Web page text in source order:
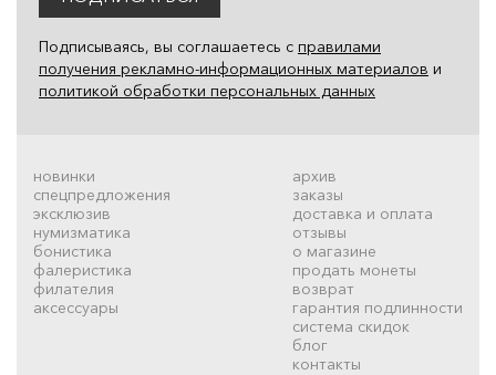
Подписываясь, вы соглашаетесь с правилами
получения рекламно-информационных материалов и
политикой обработки персональных данных
новинки
спецпредложения
эксклюзив
нумизматика
бонистика
фалеристика
филателия
аксессуары
архив
заказы
доставка и оплата
отзывы
о магазине
продать монеты
возврат
гарантия подлинности
система скидок
блог
контакты